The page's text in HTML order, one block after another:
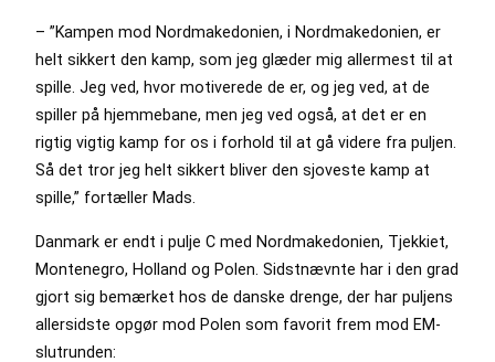
– ”Kampen mod Nordmakedonien, i Nordmakedonien, er
helt sikkert den kamp, som jeg glæder mig allermest til at
spille. Jeg ved, hvor motiverede de er, og jeg ved, at de
spiller på hjemmebane, men jeg ved også, at det er en
rigtig vigtig kamp for os i forhold til at gå videre fra puljen.
Så det tror jeg helt sikkert bliver den sjoveste kamp at
spille,” fortæller Mads.
Danmark er endt i pulje C med Nordmakedonien, Tjekkiet,
Montenegro, Holland og Polen. Sidstnævnte har i den grad
gjort sig bemærket hos de danske drenge, der har puljens
allersidste opgør mod Polen som favorit frem mod EM-
slutrunden: